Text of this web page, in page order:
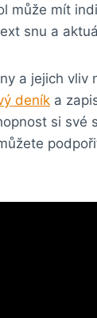
může mít
snu a
a jejich
deník a
si své